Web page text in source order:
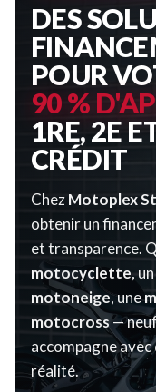
DES
POUR
90 %
1RE, 2E
CRÉDIT
ChezMotoplex
obtenir un
et transparence.
motocyclette, un
motoneige, une
motocross—
accompagne
réalité.